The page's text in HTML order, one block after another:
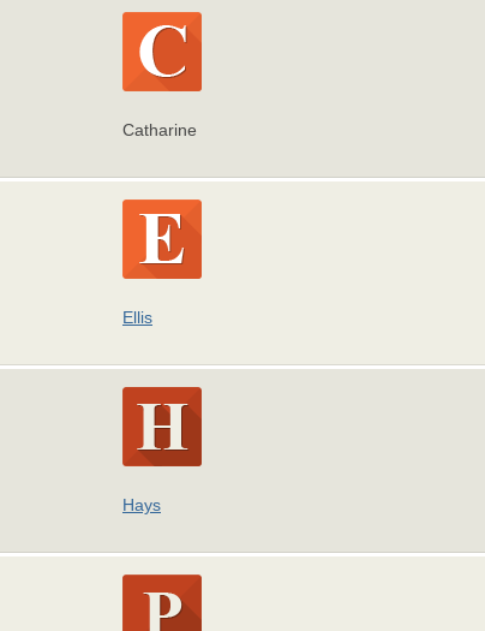
Catharine
Ellis
Hays